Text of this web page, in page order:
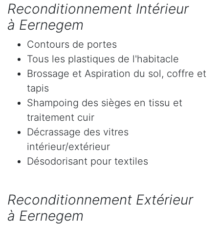
Reconditionnement Intérieur
à Eernegem
Contours de portes
Tous les plastiques de l'habitacle
Brossage et Aspiration du sol, coffre et
tapis
Shampoing des sièges en tissu et
traitement cuir
Décrassage des vitres
intérieur/extérieur
Désodorisant pour textiles
Reconditionnement Extérieur
à Eernegem